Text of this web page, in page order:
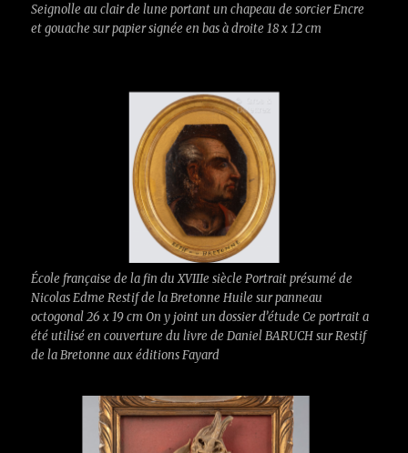
Seignolle au clair de lune portant un chapeau de sorcier Encre
et gouache sur papier signée en bas à droite 18 x 12 cm
École française de la fin du XVIIIe siècle Portrait présumé de
Nicolas Edme Restif de la Bretonne Huile sur panneau
octogonal 26 x 19 cm On y joint un dossier d’étude Ce portrait a
été utilisé en couverture du livre de Daniel BARUCH sur Restif
de la Bretonne aux éditions Fayard